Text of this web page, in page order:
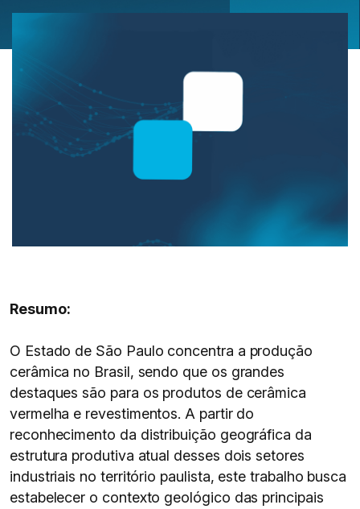
Resumo:
O Estado de São Paulo concentra a produção
cerâmica no Brasil, sendo que os grandes
destaques são para os produtos de cerâmica
vermelha e revestimentos. A partir do
reconhecimento da distribuição geográfica da
estrutura produtiva atual desses dois setores
industriais no território paulista, este trabalho busca
estabelecer o contexto geológico das principais